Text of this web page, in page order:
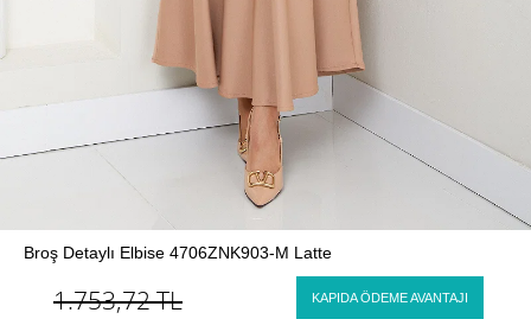
Broş Detaylı Elbise 4706ZNK903-M Latte
1.753,72TL KAPIDA ÖDEME AVANTAJI